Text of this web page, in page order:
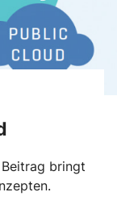
bringt